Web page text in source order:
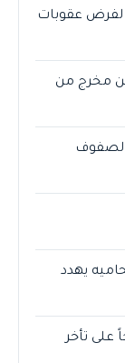
لفرض عقوبات
عن مخرج من
لصفوف
يهدد
على تأخر